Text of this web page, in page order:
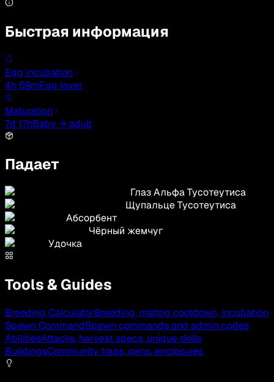
Быстрая информация
Egg incubation
4h 59mEgg layer
Maturation
7d 17hBaby → adult
Падает
Глаз Альфа Тусотеутиса
Щупальце Тусотеутиса
Абсорбент
Чёрный жемчуг
Удочка
Tools & Guides
Breeding CalculatorBreeding, mating cooldown, incubation
Spawn CommandSpawn commands and admin codes
AbilitiesAttacks, harvest specs, unique skills
BuildingsCommunity traps, pens, enclosures